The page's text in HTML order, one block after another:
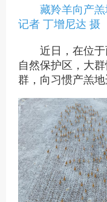
藏羚羊向产
记者 丁增尼达 摄
近日，在位于
自然保护区，大
群，向习惯产羔地